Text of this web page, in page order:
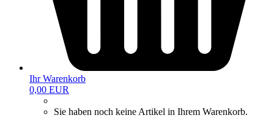
Ihr Warenkorb
0,00 EUR
Sie haben noch keine Artikel in Ihrem Warenkorb.